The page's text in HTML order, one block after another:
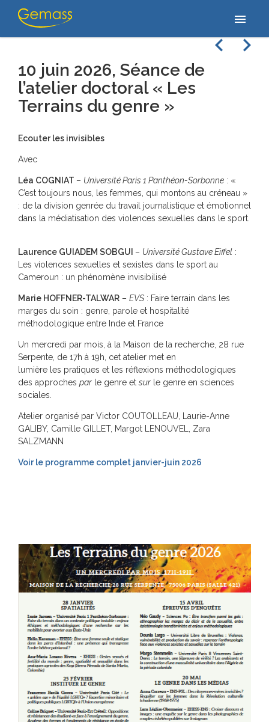
menu
Accueil/Actualités
Terrains du genre »
navigate_beforenavigate_next
10 juin 2026, Séance de
l’atelier doctoral « Les
Terrains du genre »
Ecouter les invisibles
Avec
Léa COGNIAT – Université Paris 1 Panthéon-Sorbonne : «
C’est toujours nous, les femmes, qui montons au créneau »
: de la division genrée du travail journalistique et émotionnel
dans la médiatisation des violences sexuelles dans le sport.
Laurence GUIADEM SOBGUI – Université Gustave Eiffel :
Les violences sexuelles et sexistes dans le sport au
Cameroun : un phénomène invisibilisé
Marie HOFFNER-TALWAR – EVS : Faire terrain dans les
marges du soin : genre, parole et hospitalité
méthodologique entre Inde et France
Un mercredi par mois, à la Maison de la recherche, 28 rue
Serpente, de 17h à 19h, cet atelier met en
lumière les pratiques et les réflexions méthodologiques
des approches par le genre et sur le genre en sciences
sociales.
Atelier organisé par Victor COUTOLLEAU, Laurie-Anne
GALIBY, Camille GILLET, Margot LENOUVEL, Zara
SALZMANN
Voir le programme complet janvier-juin 2026